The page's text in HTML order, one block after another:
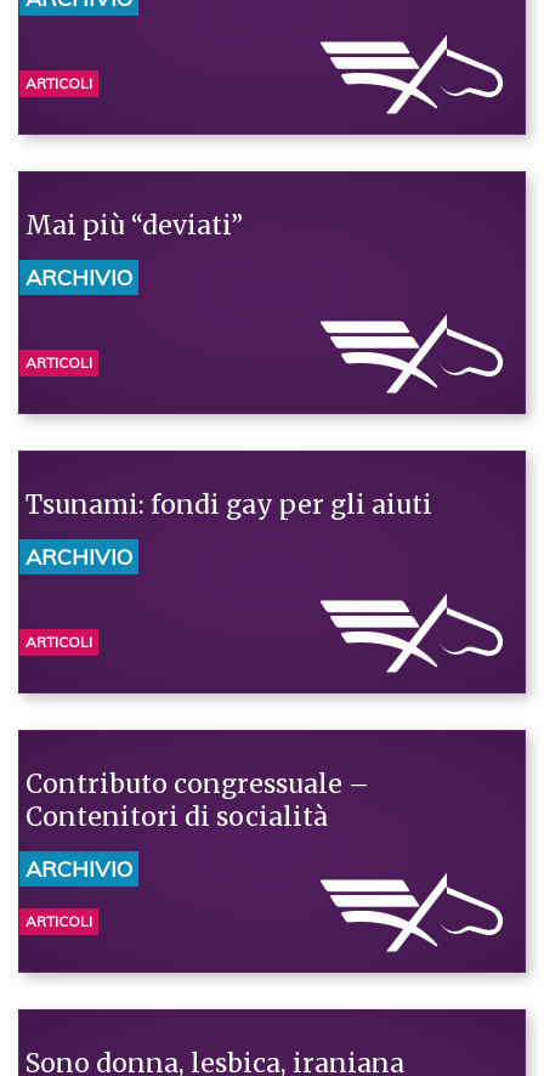
ARTICOLI
Mai più “deviati”
ARCHIVIO
ARTICOLI
Tsunami: fondi gay per gli aiuti
ARCHIVIO
ARTICOLI
Contributo congressuale –
Contenitori di socialità
ARCHIVIO
ARTICOLI
Sono donna, lesbica, iraniana